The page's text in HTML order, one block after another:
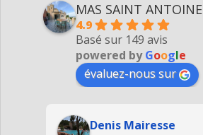
MAS SAINT ANTOINE
4.9
Basé sur 149 avis
powered byGoogle
évaluez-nous sur
Denis Mairesse